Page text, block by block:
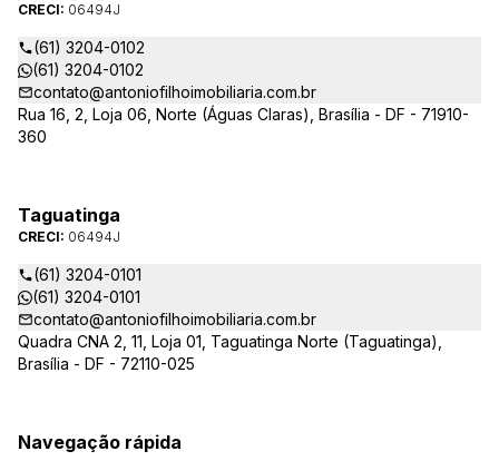
CRECI: 06494J
(61) 3204-0102
(61) 3204-0102
contato@antoniofilhoimobiliaria.com.br
Rua 16, 2, Loja 06, Norte (Águas Claras), Brasília - DF - 71910-
360
Taguatinga
CRECI: 06494J
(61) 3204-0101
(61) 3204-0101
contato@antoniofilhoimobiliaria.com.br
Quadra CNA 2, 11, Loja 01, Taguatinga Norte (Taguatinga),
Brasília - DF - 72110-025
Navegação rápida